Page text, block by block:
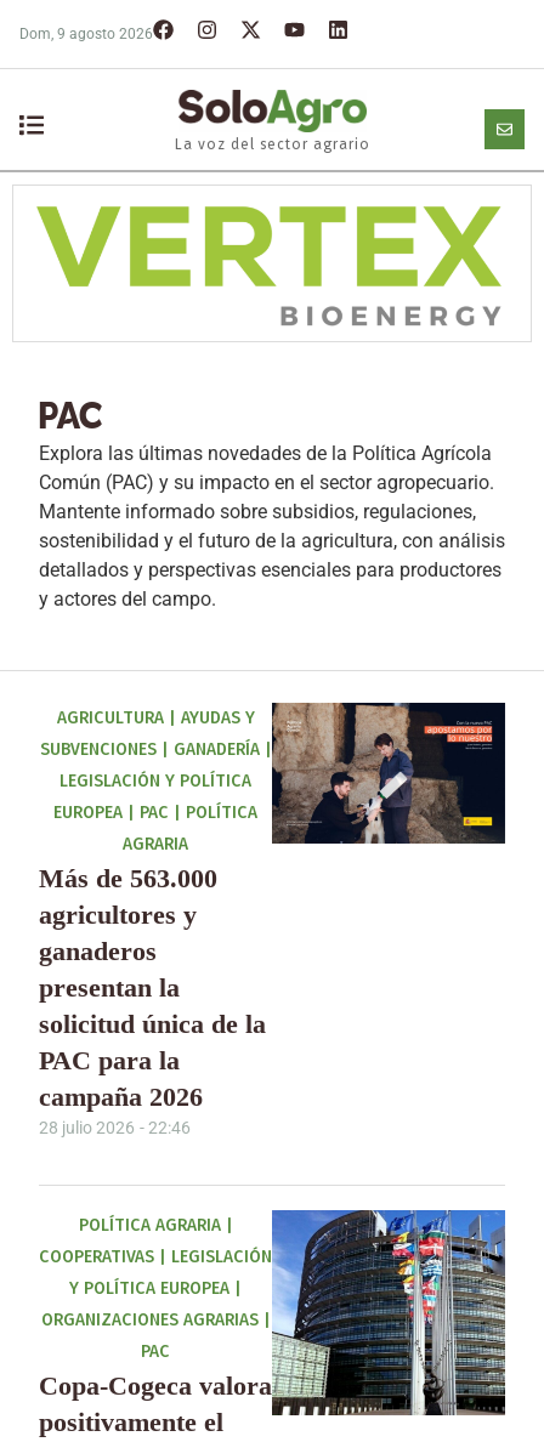
Dom, 9 agosto 2026
La voz del sector agrario
PAC
Explora las últimas novedades de la Política Agrícola
Común (PAC) y su impacto en el sector agropecuario.
Mantente informado sobre subsidios, regulaciones,
sostenibilidad y el futuro de la agricultura, con análisis
detallados y perspectivas esenciales para productores
y actores del campo.
AGRICULTURA| AYUDAS Y
SUBVENCIONES| GANADERÍA|
LEGISLACIÓN Y POLÍTICA
EUROPEA
PAC
POLÍTICA
AGRARIA
Más de 563.000
agricultores y
ganaderos
presentan la
solicitud única de la
PAC para la
campaña 2026
28 julio 2026 -22:46
POLÍTICA AGRARIA|
COOPERATIVAS
LEGISLACIÓN
Y POLÍTICA EUROPEA
ORGANIZACIONES AGRARIAS|
PAC
Copa-Cogeca valora
positivamente el